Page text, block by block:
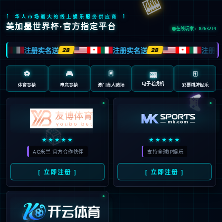
首页 / 内容详情
最高省10万元！睇顺德“德甲”，买
楼可享优惠
admin 2026-04-29 232
content="https://q1.itc.cn/q_70/images03/20260429/
一张球赛票根，能当购房优惠券用？在顺德，看球即可享受最